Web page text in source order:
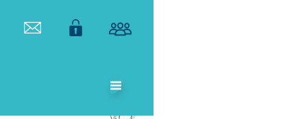
ETABLISSEMENT
PUBLIC
TERRITORIAL